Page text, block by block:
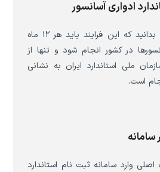
ادواری آسانسور
پیش از شروع جزئیات، بدانید که این فرایند باید هر ۱۲ ماه
در کشور انجام شود و تنها از
ملی استاندارد ایران به نشانی
وارد سامانه ثبت نام استاندارد